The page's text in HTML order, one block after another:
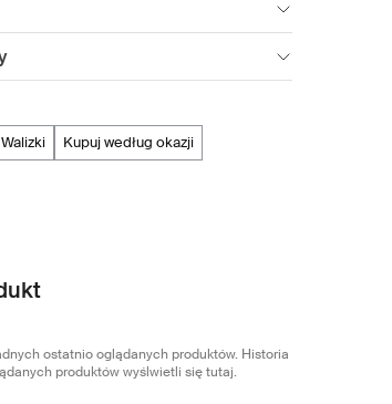
walizki
kupuj według okazji
ostatnio oglądanych produktów. Historia
produktów wyślwietli się tutaj.